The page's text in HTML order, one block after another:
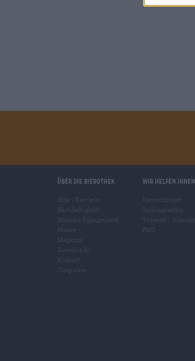
Über die Bierothek Wir helfen Ihnen